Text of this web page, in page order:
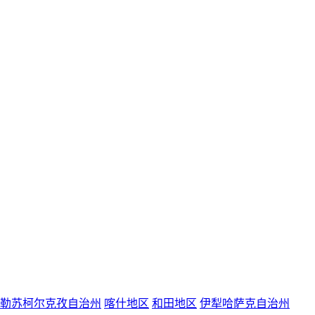
苏柯尔克孜自治州 喀什地区 和田地区 伊犁哈萨克自治州